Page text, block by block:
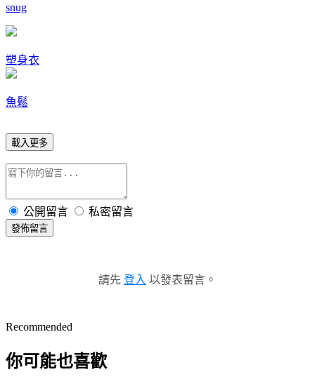
snug
塑身衣
魚鬆
載入更多
公開留言 私密留言
發佈留言
請先 登入 以發表留言。
Recommended
你可能也喜歡